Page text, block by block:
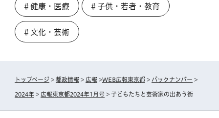
＃健康・医療 ＃子供・若者・教育
＃文化・芸術
トップページ > 都政情報 > 広報 >WEB広報東京都 > バックナンバー >
2024年 > 広報東京都2024年1月号 > 子どもたちと芸術家の出あう街